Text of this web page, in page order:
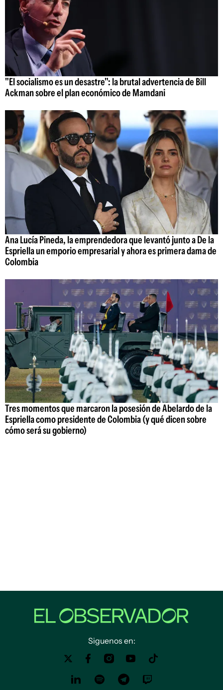
"El socialismo es un desastre": la brutal advertencia de Bill
Ackman sobre el plan económico de Mamdani
Ana Lucía Pineda, la emprendedora que levantó junto a De la
Espriella un emporio empresarial y ahora es primera dama de
Colombia
Tres momentos que marcaron la posesión de Abelardo de la
Espriella como presidente de Colombia (y qué dicen sobre
cómo será su gobierno)
Siguenos en: